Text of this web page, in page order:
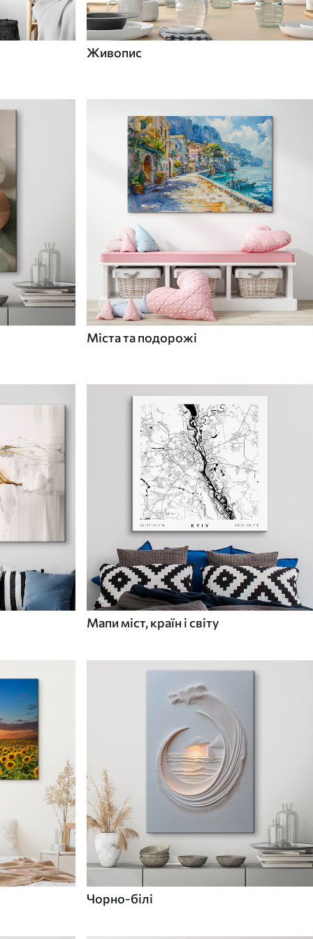
Живопис
Міста та подорожі
Мапи міст, країн і світу
Чорно-білі